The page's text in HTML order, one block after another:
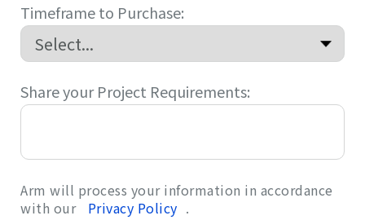
Timeframe to Purchase:
Share your Project Requirements:
Arm will process your information in accordance
with our
Privacy Policy .